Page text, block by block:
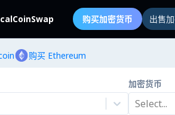
购买加密货币 出售
购买 Ethereum
加密货币
Select...